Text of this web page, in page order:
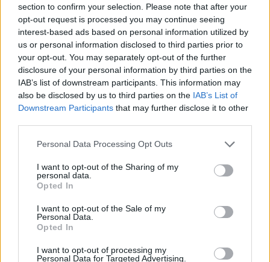
section to confirm your selection. Please note that after your
opt-out request is processed you may continue seeing
interest-based ads based on personal information utilized by
us or personal information disclosed to third parties prior to
your opt-out. You may separately opt-out of the further
disclosure of your personal information by third parties on the
IAB’s list of downstream participants. This information may
also be disclosed by us to third parties on the IAB’s List of
Downstream Participants that may further disclose it to other
Personal Data Processing Opt Outs
I want to opt-out of the Sharing of my
personal data.
Opted In
I want to opt-out of the Sale of my
Personal Data.
Opted In
I want to opt-out of processing my
Personal Data for Targeted Advertising.
Esim for Global
Esim for USA | Esim for Italy Esim for Spain|Esim